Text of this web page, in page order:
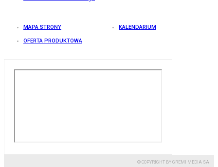
MAPA STRONY KALENDARIUM
OFERTA PRODUKTOWA
© COPYRIGHT BY GREMI MEDIA SA